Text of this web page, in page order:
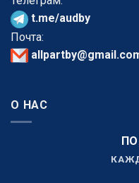
t.me/audby
Почта:
О НАС